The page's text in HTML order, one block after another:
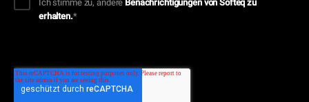
Ich stimme zu, andere Benachrichtigungen von Softeq zu
erhalten.*